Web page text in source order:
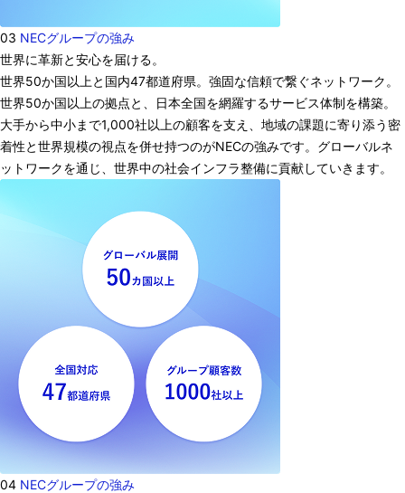
03 NECグループの強み
世界に革新と安心を届ける。
世界50か国以上と国内47都道府県。強固な信頼で繋ぐネットワーク。
世界50か国以上の拠点と、日本全国を網羅するサービス体制を構築。
大手から中小まで1,000社以上の顧客を支え、地域の課題に寄り添う密
着性と世界規模の視点を併せ持つのがNECの強みです。グローバルネ
ットワークを通じ、世界中の社会インフラ整備に貢献していきます。
04 NECグループの強み